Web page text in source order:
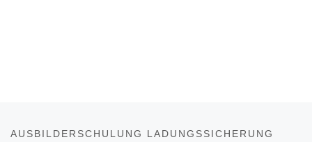
Beitragsnavigation
AUSBILDERSCHULUNG LADUNGSSICHERUNG